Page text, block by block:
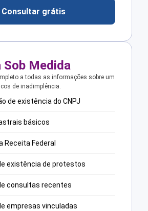
Consultar grátis
Sob Medida
a todas as informações sobre um
de inadimplência.
de existência do CNPJ
básicos
Receita Federal
existência de protestos
consultas recentes
empresas vinculadas